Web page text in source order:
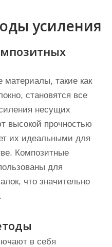
усиления
такие как
становятся все
несущих
высокой прочностью
их идеальными для
Композитные
для
что значительно
в себя